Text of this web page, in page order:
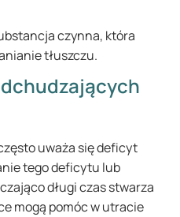
czynna, która
tłuszczu.
uważa się deficyt
tego deficytu lub
długi czas stwarza
mogą pomóc w utracie